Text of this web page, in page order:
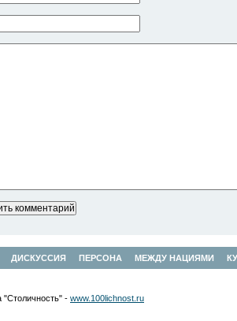
ДИСКУССИЯ ПЕРСОНА МЕЖДУ НАЦИЯМИ
"Столичность" - www.100lichnost.ru